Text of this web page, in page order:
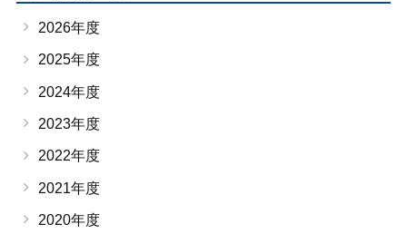
2026年度
2025年度
2024年度
2023年度
2022年度
2021年度
2020年度